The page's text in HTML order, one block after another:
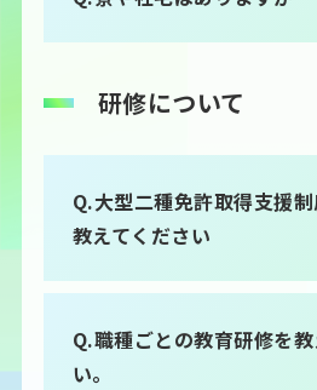
研修について
Q.大型二種免許取得支援
教えてください
Q.職種ごとの教育研修を
い。